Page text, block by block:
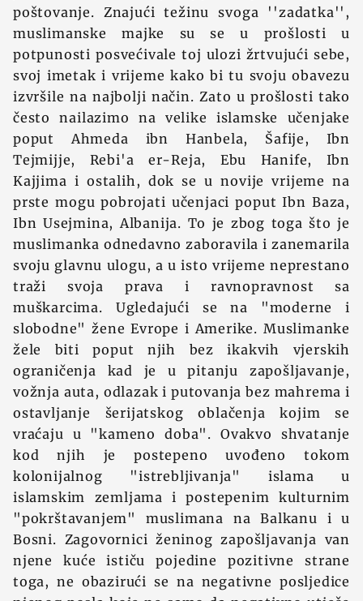
poštovanje. Znajući težinu svoga ''zadatka'',
muslimanske majke su se u prošlosti u
potpunosti posvećivale toj ulozi žrtvujući sebe,
svoj imetak i vrijeme kako bi tu svoju obavezu
izvršile na najbolji način. Zato u prošlosti tako
često nailazimo na velike islamske učenjake
poput Ahmeda ibn Hanbela, Šafije, Ibn
Tejmijje, Rebi'a er-Reja, Ebu Hanife, Ibn
Kajjima i ostalih, dok se u novije vrijeme na
prste mogu pobrojati učenjaci poput Ibn Baza,
Ibn Usejmina, Albanija. To je zbog toga što je
muslimanka odnedavno zaboravila i zanemarila
svoju glavnu ulogu, a u isto vrijeme neprestano
traži svoja prava i ravnopravnost sa
muškarcima. Ugledajući se na "moderne i
slobodne" žene Evrope i Amerike. Muslimanke
žele biti poput njih bez ikakvih vjerskih
ograničenja kad je u pitanju zapošljavanje,
vožnja auta, odlazak i putovanja bez mahrema i
ostavljanje šerijatskog oblačenja kojim se
vraćaju u "kameno doba". Ovakvo shvatanje
kod njih je postepeno uvođeno tokom
kolonijalnog "istrebljivanja" islama u
islamskim zemljama i postepenim kulturnim
"pokrštavanjem" muslimana na Balkanu i u
Bosni. Zagovornici ženinog zapošljavanja van
njene kuće ističu pojedine pozitivne strane
toga, ne obazirući se na negativne posljedice